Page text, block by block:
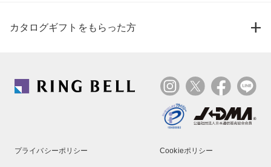
カタログギフトをもらった方
プライバシーポリシー Cookieポリシー